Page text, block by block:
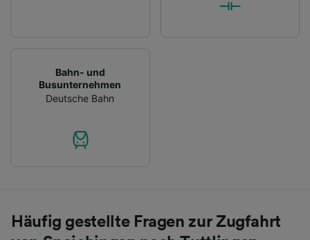
Bahn- und
Busunternehmen
Deutsche Bahn
Häufig gestellte Fragen zur Zugfahrt